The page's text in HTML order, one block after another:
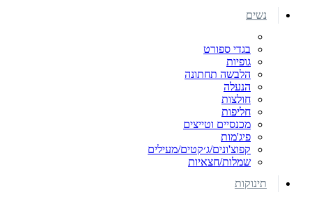
נשים
בגדי ספורט
גופיות
הלבשה תחתונה
הנעלה
חולצות
חליפות
מכנסיים וטייצים
פיג'מות
קפוצ'ונים/ג׳קטים/מעילים
שמלות/חצאיות
תינוקות